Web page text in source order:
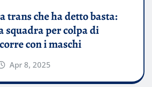
trans che ha detto basta:
squadra per colpa di
con i maschi
Apr 8, 2025